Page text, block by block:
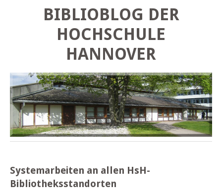
BIBLIOBLOG DER
HOCHSCHULE
HANNOVER
Systemarbeiten an allen HsH-
Bibliotheksstandorten